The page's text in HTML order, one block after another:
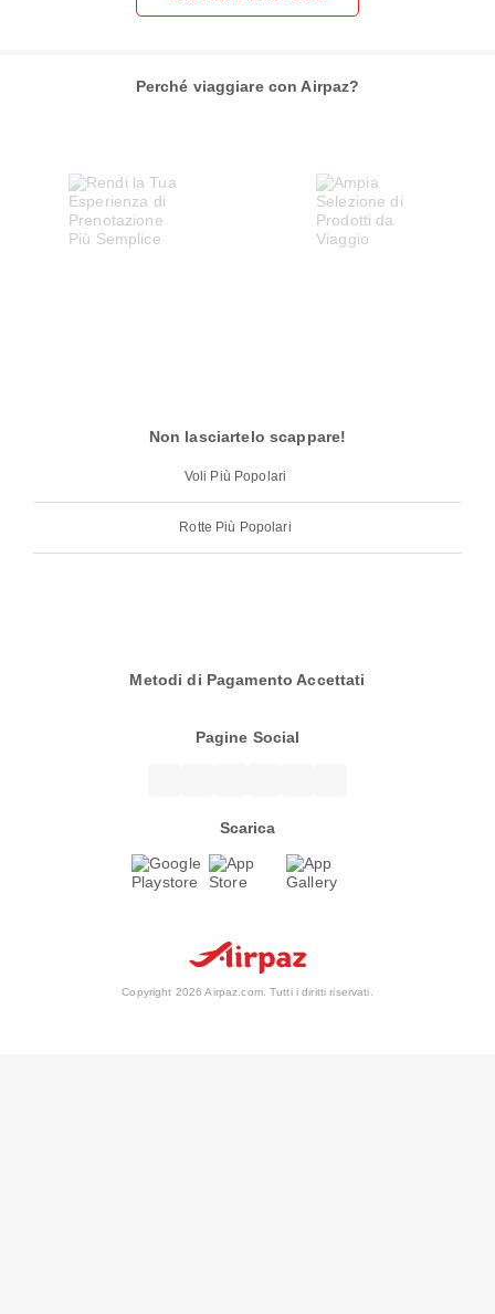
Perché viaggiare con Airpaz?
Non lasciartelo scappare!
Voli Più Popolari
Rotte Più Popolari
Metodi di Pagamento Accettati
Pagine Social
Scarica
Copyright 2026 Airpaz.com. Tutti i diritti riservati.